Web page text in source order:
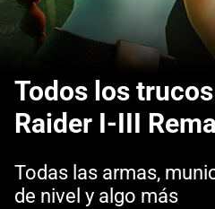
Todos los
Raider I-III
Todas las armas,
de nivel y algo más